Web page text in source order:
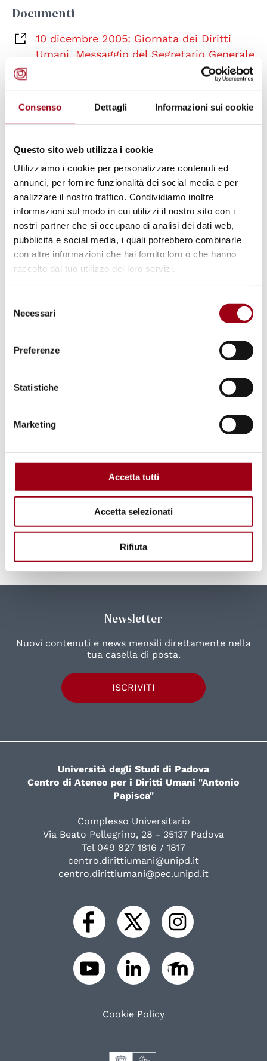
Consenso Dettagli Informazioni sui cookie
Questo sito web utilizza i cookie
Utilizziamo i cookie per personalizzare contenuti ed
annunci, per fornire funzionalità dei social media e per
analizzare il nostro traffico. Condividiamo inoltre
informazioni sul modo in cui utilizzi il nostro sito con i
nostri partner che si occupano di analisi dei dati web,
pubblicità e social media, i quali potrebbero combinarle
con altre informazioni che hai fornito loro o che hanno
raccolto dal tuo utilizzo dei loro servizi.
delNecessari
Preferenze
Statistiche
Marketing
Accetta tutti
Accetta selezionati
Rifiuta
Documenti
10 dicembre 2005: Giornata dei Diritti
Umani. Messaggio del Segretario Generale
delle Nazioni Unite (Documentazione -
Nazioni Unite / ONU pace
diritti umani Segretario Generale
Newsletter
Nuovi contenuti e news mensili direttamente nella
tua casella di posta.
ISCRIVITI
Università degli Studi di Padova
Centro di Ateneo per i Diritti Umani "Antonio
Papisca"
Complesso Universitario
Via Beato Pellegrino, 28 - 35137 Padova
Tel 049 827 1816 / 1817
centro.dirittiumani@unipd.it
centro.dirittiumani@pec.unipd.it
Cookie Policy